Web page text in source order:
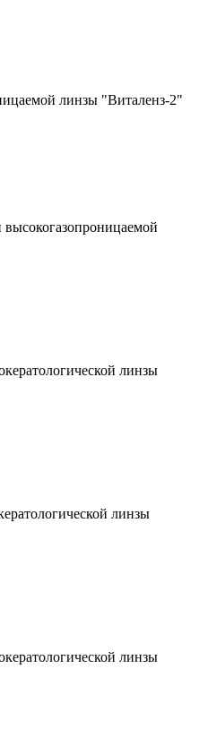
линзы "Виталенз-2"
высокогазопроницаемой
линзы
линзы
линзы